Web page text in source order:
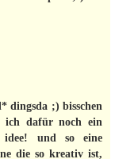
dingsda ;) bisschen
ich dafür noch ein
idee! und so eine
die so kreativ ist,